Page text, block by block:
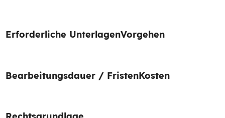
Erforderliche UnterlagenVorgehen
Bearbeitungsdauer / FristenKosten